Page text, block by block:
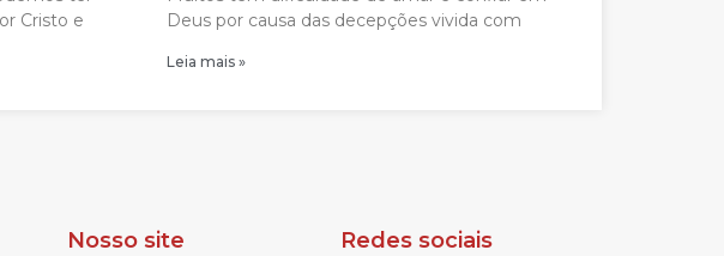
Cristo e
Deus por causa das decepções vivida com
Leia mais »
Nosso site Redes sociais